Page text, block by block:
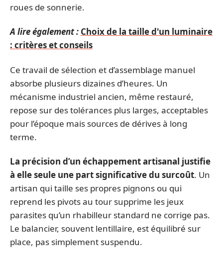
roues de sonnerie.
A lire également : Choix de la taille d'un luminaire
: critères et conseils
Ce travail de sélection et d’assemblage manuel
absorbe plusieurs dizaines d’heures. Un
mécanisme industriel ancien, même restauré,
repose sur des tolérances plus larges, acceptables
pour l’époque mais sources de dérives à long
terme.
La précision d’un échappement artisanal justifie
à elle seule une part significative du surcoût. Un
artisan qui taille ses propres pignons ou qui
reprend les pivots au tour supprime les jeux
parasites qu’un rhabilleur standard ne corrige pas.
Le balancier, souvent lentillaire, est équilibré sur
place, pas simplement suspendu.